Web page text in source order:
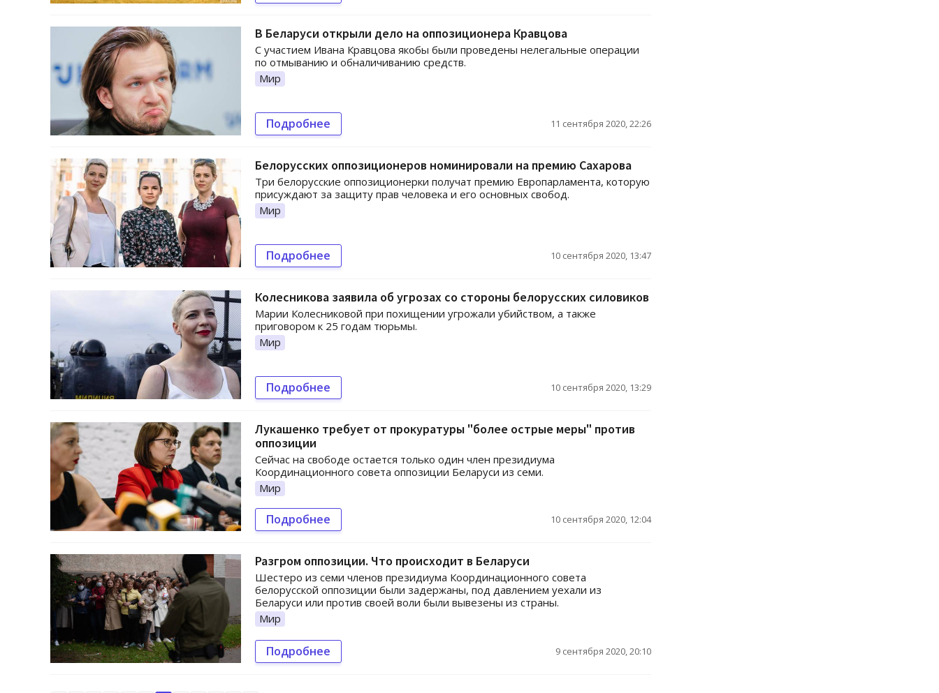
В Беларуси открыли дело на оппозиционера Кравцова
С участием Ивана Кравцова якобы были проведены нелегальные операции
по отмыванию и обналичиванию средств.
Мир
Подробнее 11 сентября 2020, 22:26
Белорусских оппозиционеров номинировали на премию Сахарова
Три белорусские оппозиционерки получат премию Европарламента, которую
присуждают за защиту прав человека и его основных свобод.
Мир
Подробнее 10 сентября 2020, 13:47
Колесникова заявила об угрозах со стороны белорусских силовиков
Марии Колесниковой при похищении угрожали убийством, а также
приговором к 25 годам тюрьмы.
Мир
Подробнее 10 сентября 2020, 13:29
Лукашенко требует от прокуратуры "более острые меры" против
оппозиции
Сейчас на свободе остается только один член президиума
Координационного совета оппозиции Беларуси из семи.
Мир
Подробнее 10 сентября 2020, 12:04
Разгром оппозиции. Что происходит в Беларуси
Шестеро из семи членов президиума Координационного совета
белорусской оппозиции были задержаны, под давлением уехали из
Беларуси или против своей воли были вывезены из страны.
Мир
Подробнее 9 сентября 2020, 20:10